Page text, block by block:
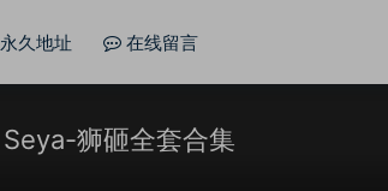
永久地址 在线留言
Seya-狮砸全套合集